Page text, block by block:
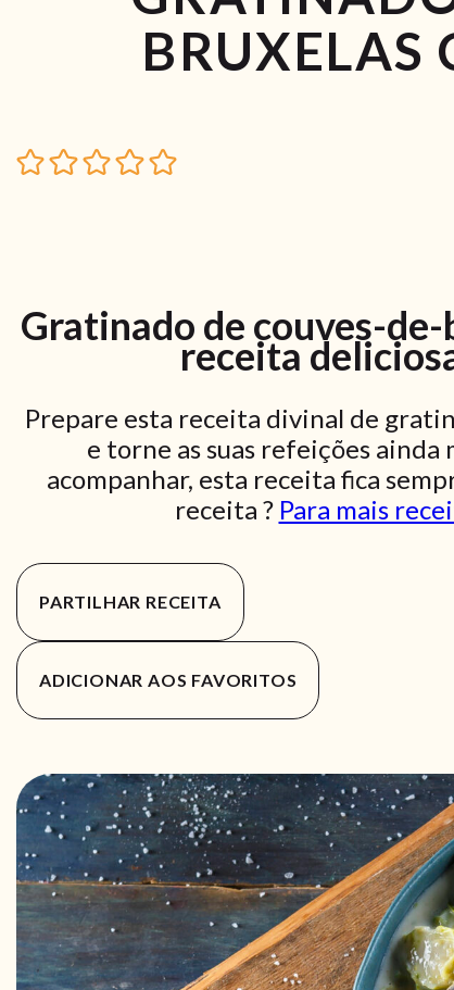
BRUXELAS
Gratinado de couves-
receita
Prepare esta receita divinal de
e torne as suas refeições ainda
acompanhar, esta receita fica
receita ? Para mais
PARTILHAR RECEITA
ADICIONAR AOS FAVORITOS